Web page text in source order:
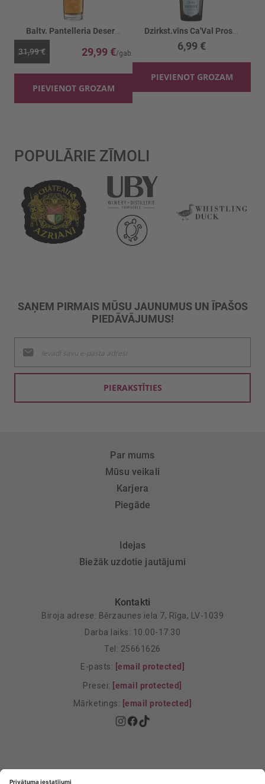
31,99 € 29,99 €
PIEVIENOT GROZAM
6,99 €
PIEVIENOT GROZAM
POPULĀRIE ZĪMOLI
SAŅEM PIRMAIS MŪSU JAUNUMUS UN ĪPAŠOS
PIEDĀVĀJUMUS!
jaunumu
saņemšanai:
PIERAKSTĪTIES
Par mums
Mūsu veikali
Karjera
Piegāde
Idejas
Biežāk uzdotie jautājumi
Kontakti
Biroja adrese: Bērzaunes iela 7, Rīga, LV-1039
Darba laiks: 10.00-17.30
Tel: 25661626
E-pasts: [email protected]
Presei: [email protected]
Mārketings: [email protected]